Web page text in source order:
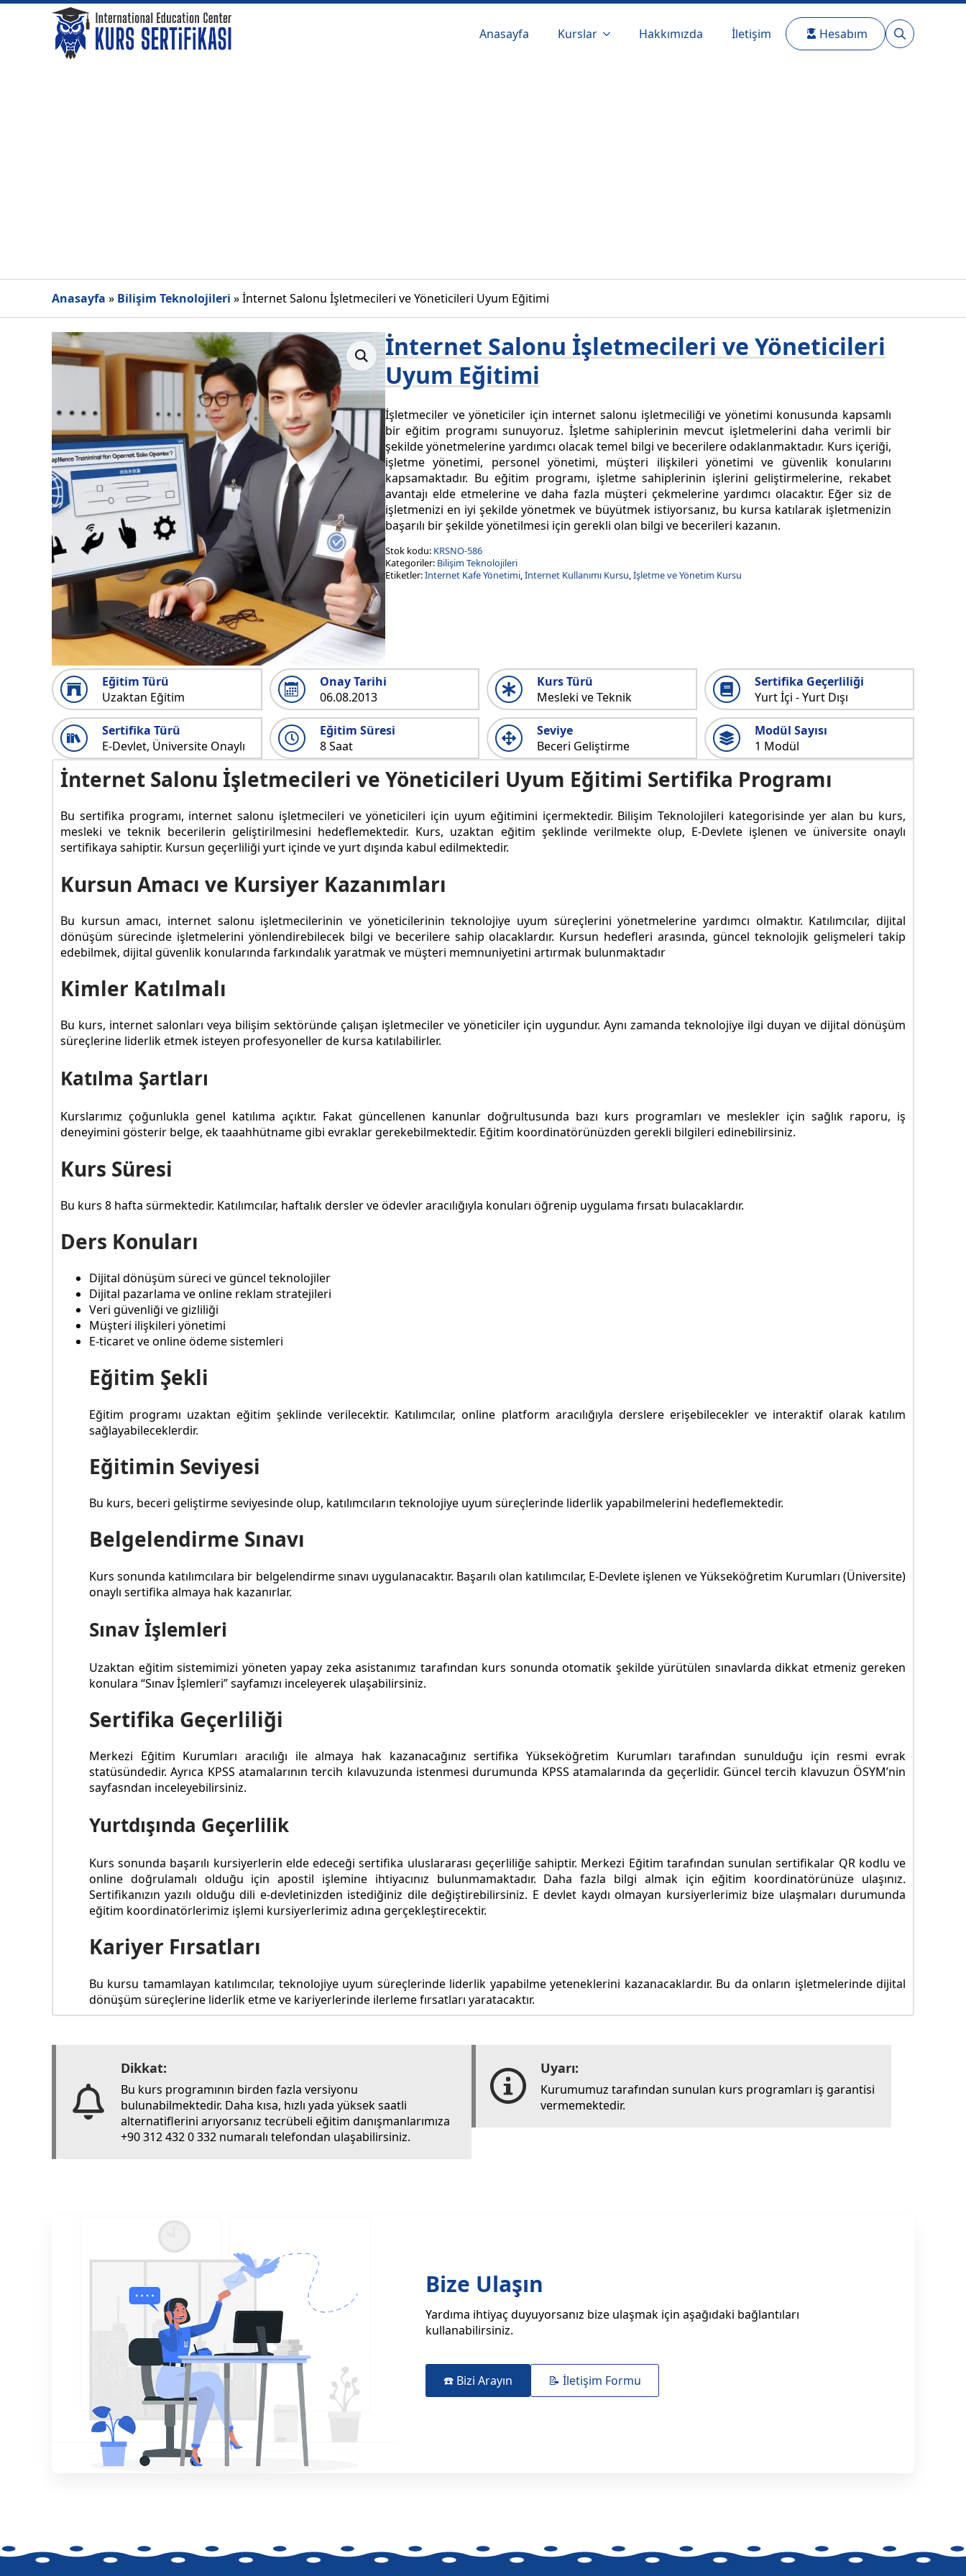
Anasayfa Kurslar Hakkımızda İletişim
Hesabım
Anasayfa » Bilişim Teknolojileri »İnternet Salonu İşletmecileri ve Yöneticileri Uyum Eğitimi
İnternet Salonu İşletmecileri ve Yöneticileri
Uyum Eğitimi
İşletmeciler ve yöneticiler için internet salonu işletmeciliği ve yönetimi konusunda kapsamlı
bir eğitim programı sunuyoruz. İşletme sahiplerinin mevcut işletmelerini daha verimli bir
şekilde yönetmelerine yardımcı olacak temel bilgi ve becerilere odaklanmaktadır. Kurs içeriği,
işletme yönetimi, personel yönetimi, müşteri ilişkileri yönetimi ve güvenlik konularını
kapsamaktadır. Bu eğitim programı, işletme sahiplerinin işlerini geliştirmelerine, rekabet
avantajı elde etmelerine ve daha fazla müşteri çekmelerine yardımcı olacaktır. Eğer siz de
işletmenizi en iyi şekilde yönetmek ve büyütmek istiyorsanız, bu kursa katılarak işletmenizin
başarılı bir şekilde yönetilmesi için gerekli olan bilgi ve becerileri kazanın.
Stok kodu: KRSNO-586
Kategoriler: Bilişim Teknolojileri
Etiketler:İnternet Kafe Yönetimi,İnternet Kullanımı Kursu,İşletme ve Yönetim Kursu
Eğitim Türü
Uzaktan Eğitim
Onay Tarihi
06.08.2013
Kurs Türü
Mesleki ve Teknik
Sertifika Geçerliliği
Yurt İçi - Yurt Dışı
Sertifika Türü
E-Devlet, Üniversite Onaylı
Eğitim Süresi
8 Saat
Seviye
Beceri Geliştirme
Modül Sayısı
1 Modül
İnternet Salonu İşletmecileri ve Yöneticileri Uyum Eğitimi Sertifika Programı
Bu sertifika programı, internet salonu işletmecileri ve yöneticileri için uyum eğitimini içermektedir. Bilişim Teknolojileri kategorisinde yer alan bu kurs,
mesleki ve teknik becerilerin geliştirilmesini hedeflemektedir. Kurs, uzaktan eğitim şeklinde verilmekte olup, E-Devlete işlenen ve üniversite onaylı
sertifikaya sahiptir. Kursun geçerliliği yurt içinde ve yurt dışında kabul edilmektedir.
Kursun Amacı ve Kursiyer Kazanımları
Bu kursun amacı, internet salonu işletmecilerinin ve yöneticilerinin teknolojiye uyum süreçlerini yönetmelerine yardımcı olmaktır. Katılımcılar, dijital
dönüşüm sürecinde işletmelerini yönlendirebilecek bilgi ve becerilere sahip olacaklardır. Kursun hedefleri arasında, güncel teknolojik gelişmeleri takip
edebilmek, dijital güvenlik konularında farkındalık yaratmak ve müşteri memnuniyetini artırmak bulunmaktadır
Kimler Katılmalı
Bu kurs, internet salonları veya bilişim sektöründe çalışan işletmeciler ve yöneticiler için uygundur. Aynı zamanda teknolojiye ilgi duyan ve dijital dönüşüm
süreçlerine liderlik etmek isteyen profesyoneller de kursa katılabilirler.
Katılma Şartları
Kurslarımız çoğunlukla genel katılıma açıktır. Fakat güncellenen kanunlar doğrultusunda bazı kurs programları ve meslekler için sağlık raporu, iş
deneyimini gösterir belge, ek taaahhütname gibi evraklar gerekebilmektedir. Eğitim koordinatörünüzden gerekli bilgileri edinebilirsiniz.
Kurs Süresi
Bu kurs 8 hafta sürmektedir. Katılımcılar, haftalık dersler ve ödevler aracılığıyla konuları öğrenip uygulama fırsatı bulacaklardır.
Ders Konuları
Dijital dönüşüm süreci ve güncel teknolojiler
Dijital pazarlama ve online reklam stratejileri
Veri güvenliği ve gizliliği
Müşteri ilişkileri yönetimi
E-ticaret ve online ödeme sistemleri
Eğitim Şekli
Eğitim programı uzaktan eğitim şeklinde verilecektir. Katılımcılar, online platform aracılığıyla derslere erişebilecekler ve interaktif olarak katılım
sağlayabileceklerdir.
Eğitimin Seviyesi
Bu kurs, beceri geliştirme seviyesinde olup, katılımcıların teknolojiye uyum süreçlerinde liderlik yapabilmelerini hedeflemektedir.
Belgelendirme Sınavı
Kurs sonunda katılımcılara bir belgelendirme sınavı uygulanacaktır. Başarılı olan katılımcılar, E-Devlete işlenen ve Yükseköğretim Kurumları (Üniversite)
onaylı sertifika almaya hak kazanırlar.
Sınav İşlemleri
Uzaktan eğitim sistemimizi yöneten yapay zeka asistanımız tarafından kurs sonunda otomatik şekilde yürütülen sınavlarda dikkat etmeniz gereken
konulara “Sınav İşlemleri” sayfamızı inceleyerek ulaşabilirsiniz.
Sertifika Geçerliliği
Merkezi Eğitim Kurumları aracılığı ile almaya hak kazanacağınız sertifika Yükseköğretim Kurumları tarafından sunulduğu için resmi evrak
statüsündedir. Ayrıca KPSS atamalarının tercih kılavuzunda istenmesi durumunda KPSS atamalarında da geçerlidir. Güncel tercih klavuzun ÖSYM’nin
sayfasndan inceleyebilirsiniz.
Yurtdışında Geçerlilik
Kurs sonunda başarılı kursiyerlerin elde edeceği sertifika uluslararası geçerliliğe sahiptir. Merkezi Eğitim tarafından sunulan sertifikalar QR kodlu ve
online doğrulamalı olduğu için apostil işlemine ihtiyacınız bulunmamaktadır. Daha fazla bilgi almak için eğitim koordinatörünüze ulaşınız.
Sertifikanızın yazılı olduğu dili e-devletinizden istediğiniz dile değiştirebilirsiniz. E devlet kaydı olmayan kursiyerlerimiz bize ulaşmaları durumunda
eğitim koordinatörlerimiz işlemi kursiyerlerimiz adına gerçekleştirecektir.
Kariyer Fırsatları
Bu kursu tamamlayan katılımcılar, teknolojiye uyum süreçlerinde liderlik yapabilme yeteneklerini kazanacaklardır. Bu da onların işletmelerinde dijital
dönüşüm süreçlerine liderlik etme ve kariyerlerinde ilerleme fırsatları yaratacaktır.
Dikkat:
Bu kurs programının birden fazla versiyonu
bulunabilmektedir. Daha kısa, hızlı yada yüksek saatli
alternatiflerini arıyorsanız tecrübeli eğitim danışmanlarımıza
+90 312 432 0 332 numaralı telefondan ulaşabilirsiniz.
Uyarı:
Kurumumuz tarafından sunulan kurs programları iş garantisi
vermemektedir.
Bize Ulaşın
Yardıma ihtiyaç duyuyorsanız bize ulaşmak için aşağıdaki bağlantıları
kullanabilirsiniz.
☎️ Bizi Arayın 📝 İletişim Formu